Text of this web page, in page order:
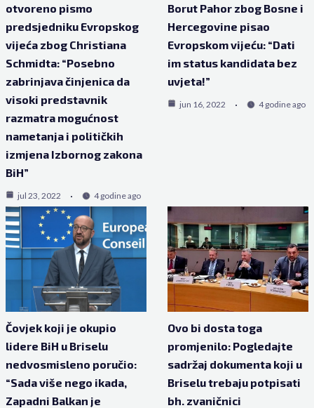
otvoreno pismo
predsjedniku Evropskog
vijeća zbog Christiana
Schmidta: “Posebno
zabrinjava činjenica da
visoki predstavnik
razmatra mogućnost
nametanja i političkih
izmjena Izbornog zakona
BiH”
jul 23, 2022 4 godine ago
Borut Pahor zbog Bosne i
Hercegovine pisao
Evropskom vijeću: “Dati
im status kandidata bez
uvjeta!”
jun 16, 2022 4 godine ago
Čovjek koji je okupio
lidere BiH u Briselu
nedvosmisleno poručio:
“Sada više nego ikada,
Zapadni Balkan je
Ovo bi dosta toga
promjenilo: Pogledajte
sadržaj dokumenta koji u
Briselu trebaju potpisati
bh. zvaničnici